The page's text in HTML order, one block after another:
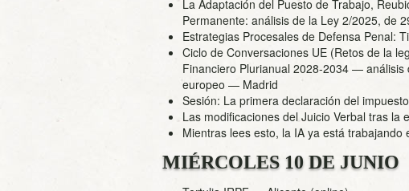
La Adaptación del Puesto de Trabajo,
Permanente: análisis de la Ley 2/2025, de
Estrategias Procesales de Defensa Penal:
Ciclo de Conversaciones UE (Retos de la
Financiero Plurianual 2028-2034 —
europeo — Madrid
Sesión: La primera declaración del
Las modificaciones del Juicio Verbal tras la
Mientras lees esto, la IA ya está trabajando
MIÉRCOLES 10 DE JUNIO